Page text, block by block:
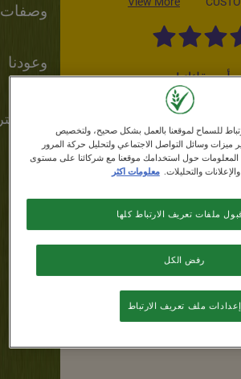
وصفات
وعودنا
أصدقائك!
أكثر سعادة وصحة، لذلك
في جعل الصباح أكثر صحة
الأسرة بتناول رقائق حبوب
من الحبوب الكاملة.
للسماح لموقعنا بالعمل بشكل صحيح، ولتخصيص
ميزات وسائل التواصل الاجتماعي ولتحليل حركة المرور
المعلومات حول استخدامك موقعنا مع شركائنا على مستوى
والتحليلات. معلومات اكثر
رفض الكل
ملفات تعريف الارتباط كلها
إعدادات ملف تعريف الارتباط